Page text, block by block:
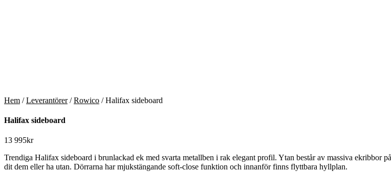
Hem /Leverantörer/Rowico / Halifax sideboard
Halifax sideboard
13 995kr
Trendiga Halifax sideboard i brunlackad ek med svarta metallben i rak elegant profil. Ytan består av massiva
dit dem eller ha utan. Dörrarna har mjukstängande soft-close funktion och innanför finns flyttbara hyllplan.